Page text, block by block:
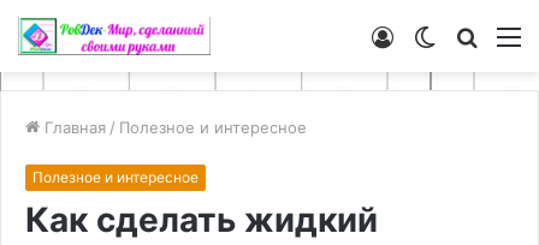
Switch
Войти
Главная / Полезное и интересное
Полезное и интересное
Как сделать жидкий